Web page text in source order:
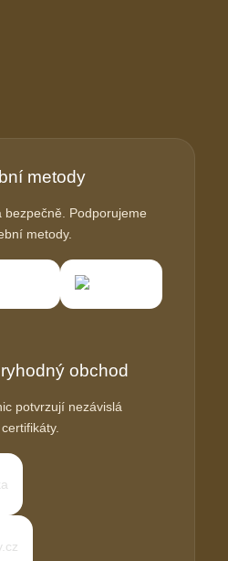
metody
bezpečně. Podporujeme
metody.
obchod
potvrzují nezávislá